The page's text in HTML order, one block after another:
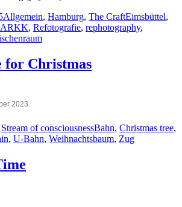
Categories
Allgemein, Hamburg, The CraftTags
Eimsbüttel,
, Refotografie, rephotography,
for Christmas
2023.
Stream of consciousnessTags
Bahn, Christmas tree,
, U-Bahn, Weihnachtsbaum, Zug